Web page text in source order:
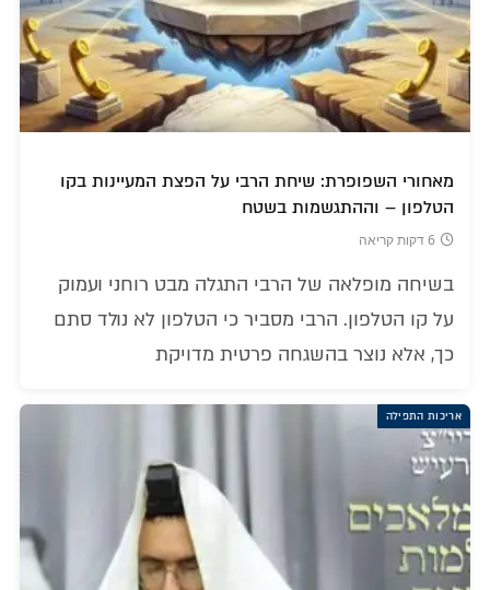
מאחורי השפופרת: שיחת הרבי על הפצת המעיינות בקו
הטלפון – וההתגשמות בשטח
6 דקות קריאה
בשיחה מופלאה של הרבי התגלה מבט רוחני ועמוק
על קו הטלפון. הרבי מסביר כי הטלפון לא נולד סתם
כך, אלא נוצר בהשגחה פרטית מדויקת
אריכות התפילה